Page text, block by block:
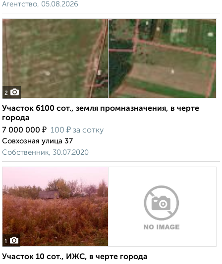
Агентство, 05.08.2026
2
Участок 6100 сот., земля промназначения, в черте
города
7 000 000 ₽ 100 ₽ за сотку
Совхозная улица 37
Собственник, 30.07.2020
1
Участок 10 сот., ИЖС, в черте города